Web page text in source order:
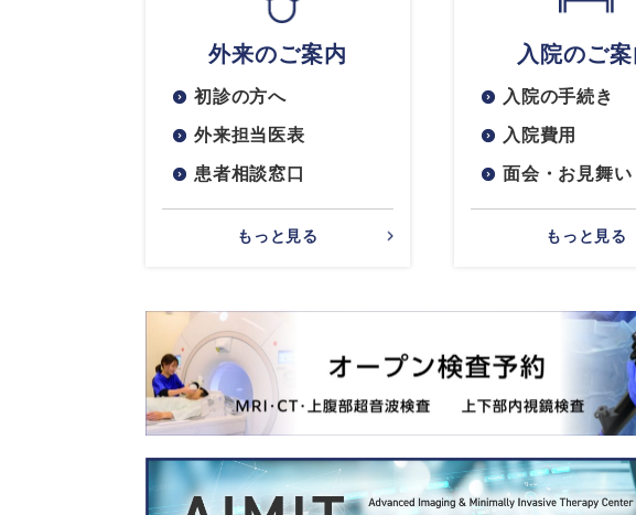
外来のご案内
初診の方へ
外来担当医表
患者相談窓口
もっと見る
入院のご案
入院の手続き
入院費用
面会・お見舞い
もっと見る